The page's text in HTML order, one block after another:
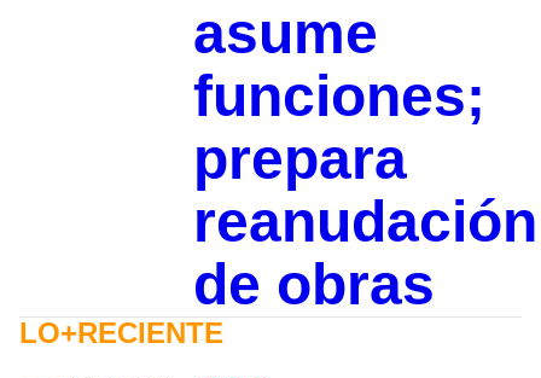
asume
funciones;
prepara
reanudación
de obras
LO+RECIENTE